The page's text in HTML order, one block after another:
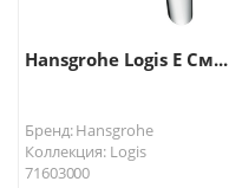
Hansgrohe Logis E См...
Бренд: Hansgrohe
Коллекция: Logis
71603000